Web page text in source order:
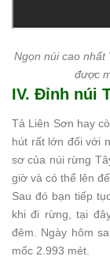
Ngọn núi cao nhất
được
IV. Đỉnh núi
Tả Liên Sơn hay
hút rất lớn đối với
sơ của núi rừng
giờ và có thể lên
Sau đó bạn tiếp
khi đi rừng, tại
đêm. Ngày hôm
mốc 2.993 mét.